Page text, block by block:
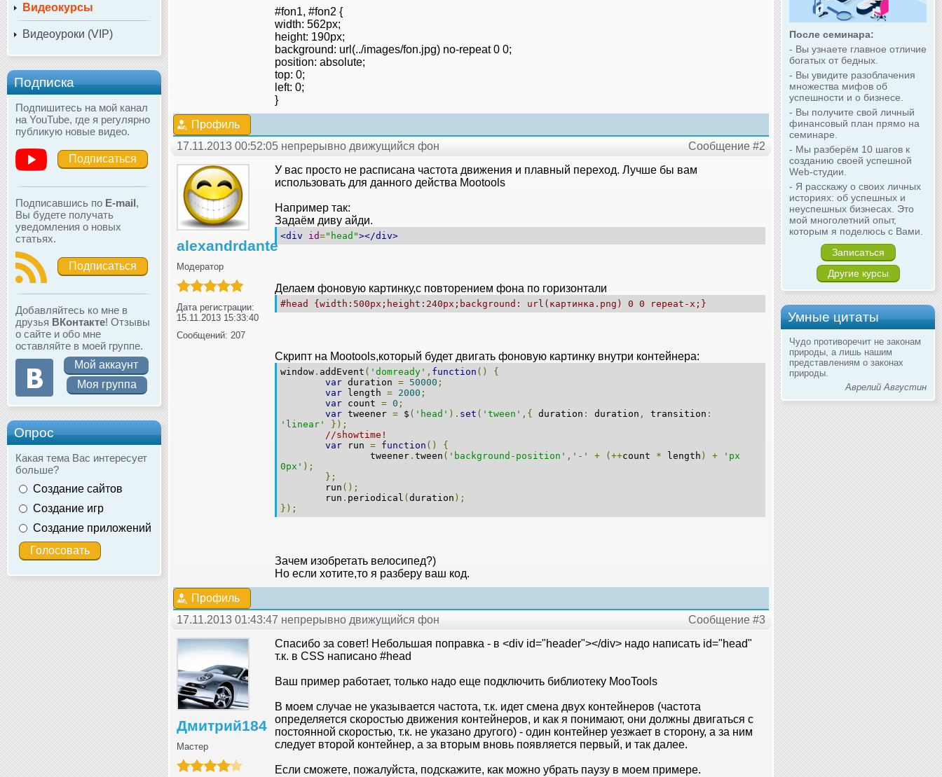
Видеокурсы
Видеоуроки (VIP)
Подписка
Подпишитесь на мой канал
на YouTube, где я регулярно
публикую новые видео.
Подписаться
Подписавшись по E-mail,
Вы будете получать
уведомления о новых
статьях.
Подписаться
Добавляйтесь ко мне в
друзья ВКонтакте! Отзывы
о сайте и обо мне
оставляйте в моей группе.
Мой аккаунт
Моя группа
Опрос
Какая тема Вас интересует
больше?
Создание сайтов
Создание игр
Создание приложений
После семинара:
- Вы узнаете главное отличие
богатых от бедных.
- Вы увидите разоблачения
множества мифов об
успешности и о бизнесе.
- Вы получите свой личный
финансовый план прямо на
семинаре.
- Мы разберём 10 шагов к
созданию своей успешной
Web-студии.
- Я расскажу о своих личных
историях: об успешных и
неуспешных бизнесах. Это
мой многолетний опыт,
которым я поделюсь с Вами.
Записаться
Другие курсы
Умные цитаты
Чудо противоречит не законам
природы, а лишь нашим
представлениям о законах
природы.
Аврелий Августин
#fon1, #fon2 {
width: 562px;
height: 190px;
background: url(../images/fon.jpg) no-repeat 0 0;
position: absolute;
top: 0;
left: 0;
}
Профиль
17.11.2013 00:52:05 непрерывно движущийся фон
Сообщение #2
alexandrdante
Модератор
Дата регистрации:
15.11.2013 15:33:40
Сообщений: 207
У вас просто не расписана частота движения и плавный переход. Лучше бы вам
использовать для данного действа Mootools
Например так:
Задаём диву айди.
<div id="head"></div>
Делаем фоновую картинку,с повторением фона по горизонтали
#head {width:500px;height:240px;background: url(картинка.png) 0 0 repeat-x;}
Скрипт на Mootools,который будет двигать фоновую картинку внутри контейнера:
window . addEvent ( 'domready' , function ()
{
var duration = 50000 ;
var length = 2000 ;
var count = 0 ;
var tweener = $ ( 'head' ). set ( 'tween' ,{ duration : duration , transition :
'linear'
});
//showtime!
var run = function ()
{
tweener . tween ( 'background-position' , '-' + (++count * length ) +
'px
0px' );
};
run ();
run . periodical ( duration );
});
Зачем изобретать велосипед?)
Но если хотите,то я разберу ваш код.
Профиль
17.11.2013 01:43:47 непрерывно движущийся фон
Сообщение #3
Дмитрий184
Мастер
Спасибо за совет! Небольшая поправка - в <div id="header"></div> надо написать id="head"
т.к. в CSS написано #head
Ваш пример работает, только надо еще подключить библиотеку MooTools
В моем случае не указывается частота, т.к. идет смена двух контейнеров (частота
определяется скоростью движения контейнеров, и как я понимают, они должны двигаться с
постоянной скоростью, т.к. не указано другого) - один контейнер уезжает в сторону, а за ним
следует второй контейнер, а за вторым вновь появляется первый, и так далее.
Если сможете, пожалуйста, подскажите, как можно убрать паузу в моем примере.